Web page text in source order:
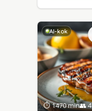
AI-kok
⏱ 1470 min👥 4